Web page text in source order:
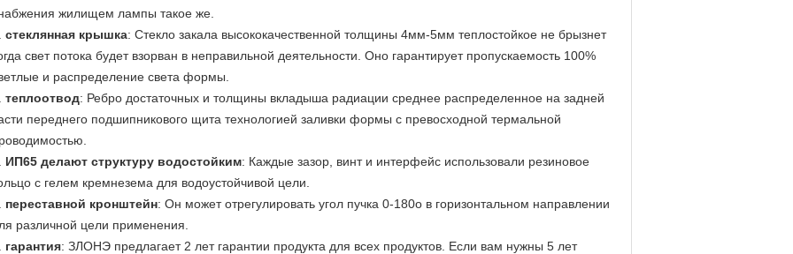
жилищем лампы такое же.
стеклянная крышка: Стекло закала высококачественной толщины 4мм-5мм теплостойкое не брызнет
свет потока будет взорван в неправильной деятельности. Оно гарантирует пропускаемость 100%
и распределение света формы.
теплоотвод: Ребро достаточных и толщины вкладыша радиации среднее распределенное на задней
переднего подшипникового щита технологией заливки формы с превосходной термальной
ИП65 делают структуру водостойким: Каждые зазор, винт и интерфейс использовали резиновое
с гелем кремнезема для водоустойчивой цели.
переставной кронштейн: Он может отрегулировать угол пучка 0-180о в горизонтальном направлении
различной цели применения.
гарантия: ЗЛОНЭ предлагает 2 лет гарантии продукта для всех продуктов. Если вам нужны 5 лет